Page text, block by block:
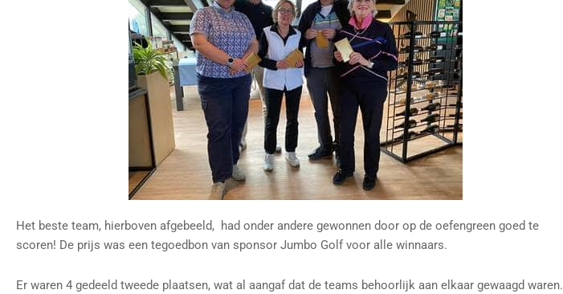
Het beste team, hierboven afgebeeld, had onder andere gewonnen door op de oefengreen goed te
scoren! De prijs was een tegoedbon van sponsor Jumbo Golf voor alle winnaars.
Er waren 4 gedeeld tweede plaatsen, wat al aangaf dat de teams behoorlijk aan elkaar gewaagd waren.